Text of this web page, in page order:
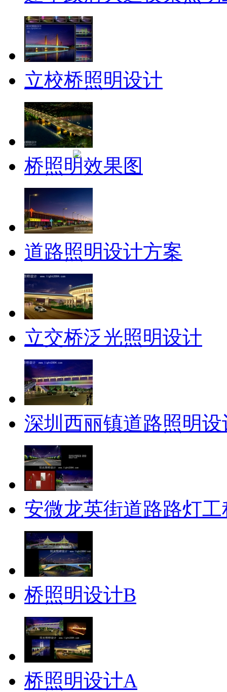
立校桥照明设计
桥照明效果图
道路照明设计方案
立交桥泛光照明设计
深圳西丽镇道路照明设
安微龙英街道路路灯工
桥照明设计B
桥照明设计A